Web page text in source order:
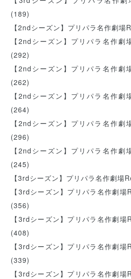
(189)
【2ndシーズン】プリパラ名作劇場
【2ndシーズン】プリパラ名作劇
(292)
【2ndシーズン】プリパラ名作劇
(262)
【2ndシーズン】プリパラ名作劇
(264)
【2ndシーズン】プリパラ名作劇
(296)
【2ndシーズン】プリパラ名作劇
(245)
【3rdシーズン】プリパラ名作劇場
【3rdシーズン】プリパラ名作劇場
(356)
【3rdシーズン】プリパラ名作劇場
(408)
【3rdシーズン】プリパラ名作劇場
(339)
【3rdシーズン】プリパラ名作劇場